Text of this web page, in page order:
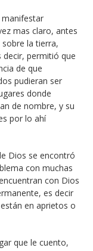
manifestar
mas claro, antes
la tierra,
decir, permitió que
de que
pudieran ser
donde
de nombre, y su
por lo ahí
Dios se encontró
con muchas
con Dios
es decir
en aprietos o
que le cuento,